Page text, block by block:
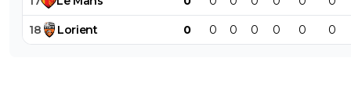
18 Lorient 0 0 0 0 0 0 0